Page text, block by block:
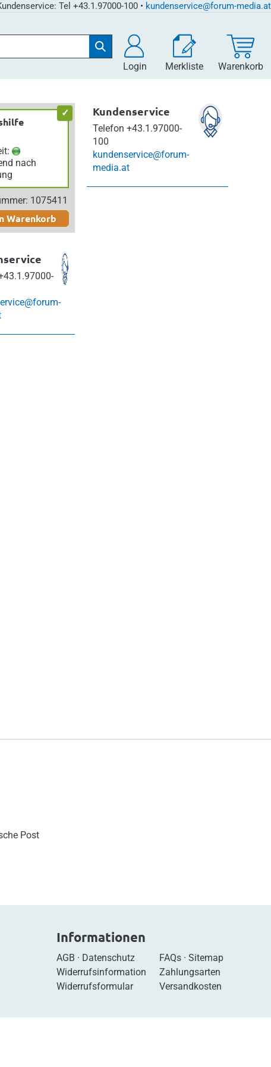
Tel +43.1.97000-100 • kundenservice@forum-media.at
Login Merkliste Warenkorb
nach
1075411
Warenkorb
Kundenservice
Telefon +43.1.97000-
100
kundenservice@forum-
media.at
Post
Informationen
AGB · Datenschutz
Widerrufsinformation
Widerrufsformular
FAQs· Sitemap
Zahlungsarten
Versandkosten